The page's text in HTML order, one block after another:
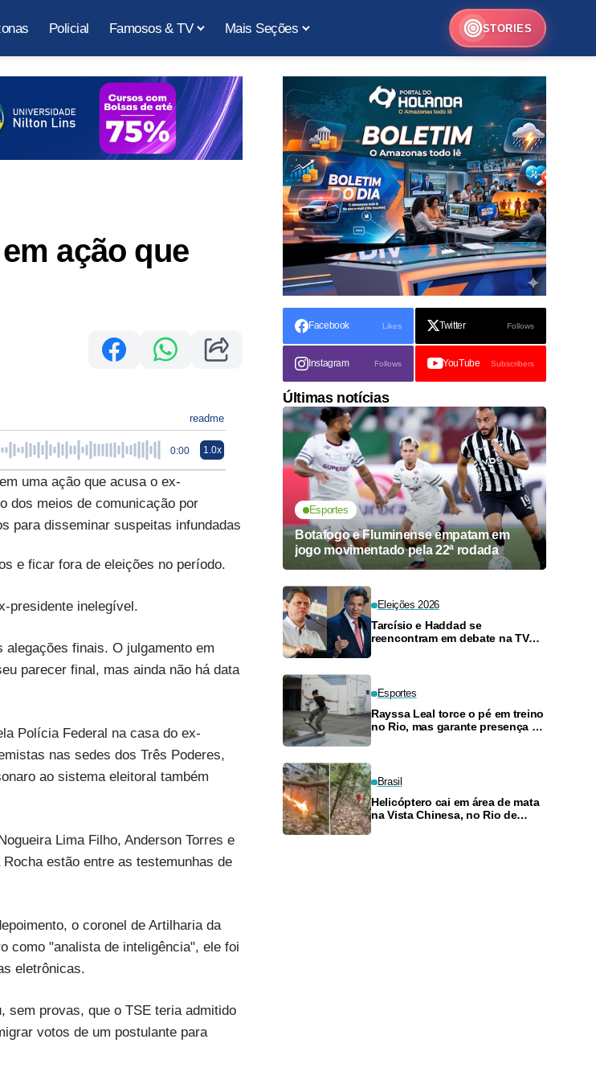
Policial Famosos & TV Mais Seções STORIES
ação que
readme
0:00 1.0x
uma ação que acusa o ex-
dos meios de comunicação por
para disseminar suspeitas infundadas
e ficar fora de eleições no período.
presidente inelegível.
finais. O julgamento em
parecer final, mas ainda não há data
Polícia Federal na casa do ex-
nas sedes dos Três Poderes,
ao sistema eleitoral também
Lima Filho, Anderson Torres e
estão entre as testemunhas de
o coronel de Artilharia da
como "analista de inteligência", ele foi
eletrônicas.
sem provas, que o TSE teria admitido
votos de um postulante para
Facebook Likes Twitter Follows
Instagram Follows YouTube Subscribers
Últimas notícias
Esportes
Botafogo e Fluminense empatam em
jogo movimentado pela 22ª rodada
Eleições 2026
Tarcísio e Haddad se
reencontram em debate na TV
Esportes
Rayssa Leal torce o pé em treino
no Rio, mas garante presença no
Brasil
Helicóptero cai em área de mata
na Vista Chinesa, no Rio de